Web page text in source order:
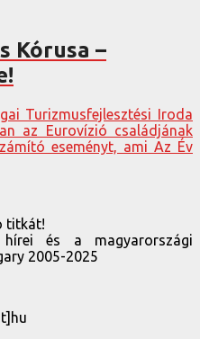
Kórusa –
Turizmusfejlesztési Iroda
az Eurovízió családjának
eseményt, ami Az Év
titkát!
és a magyarországi
2005-2025